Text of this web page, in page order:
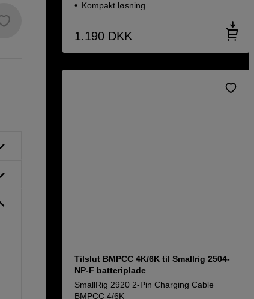
Kompakt løsning
1.190 DKK
Tilslut BMPCC 4K/6K til Smallrig 2504-
NP-F batteriplade
SmallRig 2920 2-Pin Charging Cable
BMPCC 4/6K